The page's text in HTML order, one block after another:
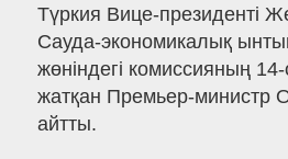
Түркия Вице-президенті
Сауда-экономикалық
жөніндегі комиссияның
жатқан Премьер-министр
айтты.